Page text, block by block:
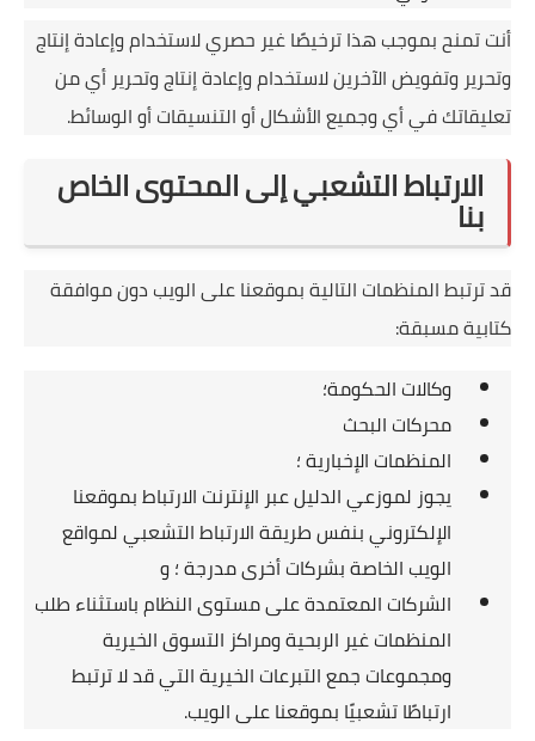
أنت تمنح بموجب هذا ترخيصًا غير حصري لاستخدام وإعادة إنتاج
وتحرير وتفويض الآخرين لاستخدام وإعادة إنتاج وتحرير أي من
تعليقاتك في أي وجميع الأشكال أو التنسيقات أو الوسائط.
الارتباط التشعبي إلى المحتوى الخاص
بنا
قد ترتبط المنظمات التالية بموقعنا على الويب دون موافقة
كتابية مسبقة:
وكالات الحكومة؛
محركات البحث
المنظمات الإخبارية ؛
يجوز لموزعي الدليل عبر الإنترنت الارتباط بموقعنا
الإلكتروني بنفس طريقة الارتباط التشعبي لمواقع
الويب الخاصة بشركات أخرى مدرجة ؛و
الشركات المعتمدة على مستوى النظام باستثناء طلب
المنظمات غير الربحية ومراكز التسوق الخيرية
ومجموعات جمع التبرعات الخيرية التي قد لا ترتبط
ارتباطًا تشعبيًا بموقعنا على الويب.